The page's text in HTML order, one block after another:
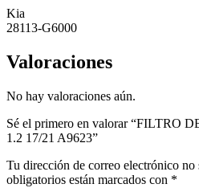
Kia
28113-G6000
Valoraciones
No hay valoraciones aún.
Sé el primero en valorar “FILTRO
1.2 17/21 A9623”
Tu dirección de correo electrónico no
obligatorios están marcados con *